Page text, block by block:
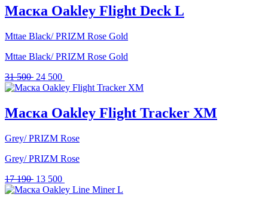
25
790 .
500 .
Маска Oakley Flight Deck L
Mttae Black/ PRIZM Rose Gold
Mttae Black/ PRIZM Rose Gold
31 500 Первоначальная
цена
500 .
24 500
цена:
500 .
Маска Oakley Flight Tracker XM
Grey/ PRIZM Rose
Grey/ PRIZM Rose
17 190 Первоначальная
цена
13 500
цена: